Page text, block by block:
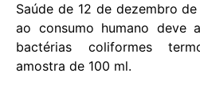
Saúde de 12 de dezembro
ao consumo humano deve
bactérias coliformes
amostra de 100 ml.